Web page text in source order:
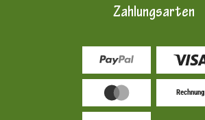
Zahlungsarten
Rechnung